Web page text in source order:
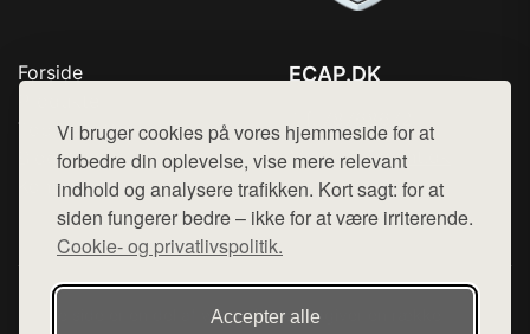
Vi bruger cookies på vores hjemmeside for at
forbedre din oplevelse, vise mere relevant
indhold og analysere trafikken. Kort sagt: for at
siden fungerer bedre – ikke for at være irriterende.
Cookie- og privatlivspolitik.
Accepter alle
Forside
Top Rabatter
Blog
Kontakt
ECAP.DK
Mail: hej@want.dk
Cookie- og privatlivspolitik
Denne side er en del af want.dk, der udgiver en række